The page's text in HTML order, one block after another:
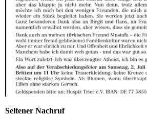
Seltener Nachruf